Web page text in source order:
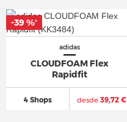
adidas
CLOUDFOAM Flex
Rapidfit
4 Shops desde39,72 €
-39 %*